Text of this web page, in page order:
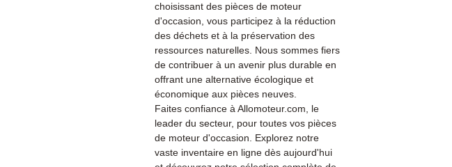
choisissant des pièces de moteur
d'occasion, vous participez à la réduction
des déchets et à la préservation des
ressources naturelles. Nous sommes fiers
de contribuer à un avenir plus durable en
offrant une alternative écologique et
économique aux pièces neuves.
Faites confiance à Allomoteur.com, le
leader du secteur, pour toutes vos pièces
de moteur d'occasion. Explorez notre
vaste inventaire en ligne dès aujourd'hui